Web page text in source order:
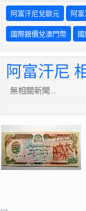
阿富汗尼兌歐元 阿
國際銀價兌澳門幣
阿富汗尼
無相關新聞...